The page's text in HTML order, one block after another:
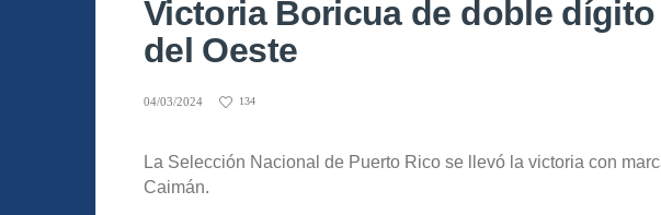
Victoria Boricua de doble
del Oeste
04/03/2024 134
La Selección Nacional de Puerto Rico se llevó la victoria con
Caimán.